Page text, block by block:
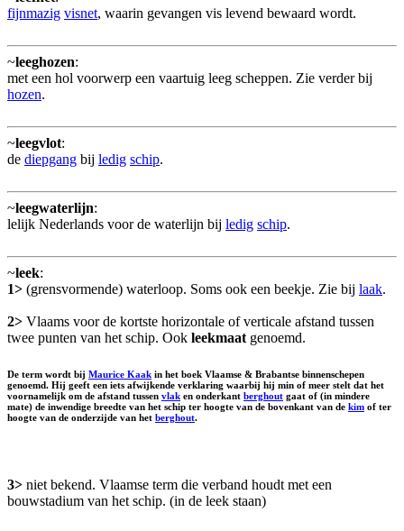
fijnmazig visnet, waarin gevangen vis levend bewaard wordt.
~leeghozen:
met een hol voorwerp een vaartuig leeg scheppen. Zie verder bij
hozen.
~leegvlot:
de diepgang bij ledig schip.
~leegwaterlijn:
lelijk Nederlands voor de waterlijn bij ledig schip.
~leek:
1> (grensvormende) waterloop. Soms ook een beekje. Zie bij laak.
2> Vlaams voor de kortste horizontale of verticale afstand tussen
twee punten van het schip. Ook leekmaat genoemd.
De term wordt bij Maurice Kaak in het boek Vlaamse & Brabantse binnenschepen
genoemd. Hij geeft een iets afwijkende verklaring waarbij hij min of meer stelt dat het
voornamelijk om de afstand tussen vlak en onderkant berghout gaat of (in mindere
mate) de inwendige breedte van het schip ter hoogte van de bovenkant van de kim of ter
hoogte van de onderzijde van het berghout.
3> niet bekend. Vlaamse term die verband houdt met een
bouwstadium van het schip. (in de leek staan)